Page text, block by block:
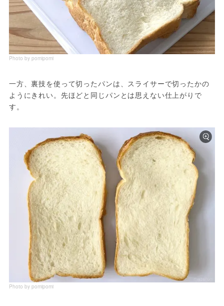
Photo by pomipomi
一方、裏技を使って切ったパンは、スライサーで切ったかの
ようにきれい。先ほどと同じパンとは思えない仕上がりで
す。
Photo by pomipomi